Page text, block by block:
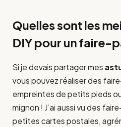
Quelles sont les
DIY pour un faire-
Si je devais partager mes
vous pouvez réaliser des
empreintes de petits pieds
mignon ! J’ai aussi vu des
petites cartes postales,